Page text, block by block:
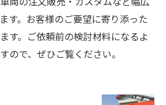
す。お客様のご要望に寄り添った
す。ご依頼前の検討材料になるよ
ので、ぜひご覧ください。